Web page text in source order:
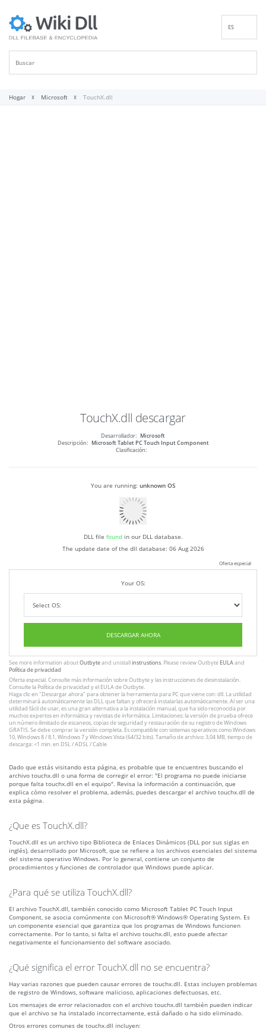
ES
Hogar Microsoft TouchX.dll
TouchX.dll descargar
Desarrollador: Microsoft
Descripción: Microsoft Tablet PC Touch Input Component
Clasificación:
You are running: unknown OS
DLL file foundin our DLL database.
The update date of the dll database: 06 Aug 2026
Oferta especial
Your OS:
DESCARGAR AHORA
See more information aboutOutbyteand unistallinstrustions. Please review Outbyte EULAand
Política de privacidad
Oferta especial. Consulte más información sobreOutbytey las instruccionesde desinstalación.
Consultela Política de privacidad y el EULAde Outbyte.
Haga clic en "Descargar ahora" para obtener la herramienta para PC que viene con: dll. La utilidad
determinará automáticamente las DLL que faltan y ofrecerá instalarlas automáticamente. Al ser una
utilidad fácil de usar, es una gran alternativa a la instalación manual, que ha sido reconocida por
muchos expertos en informática y revistas de informática. Limitaciones: la versión de prueba ofrece
un número ilimitado de escaneos, copias de seguridad y restauración de su registro de Windows
GRATIS. Se debe comprar la versión completa. Es compatible con sistemas operativos como Windows
10, Windows 8 / 8.1, Windows 7 y Windows Vista (64/32 bits). Tamaño de archivo: 3,04 MB, tiempo de
descarga: <1 min. en DSL / ADSL / Cable
Dado que estás visitando esta página, es probable que te encuentres buscando el
archivo touchx.dll o una forma de corregir el error: "El programa no puede iniciarse
porque falta touchx.dll en el equipo". Revisa la información a continuación, que
explica cómo resolver el problema, además, puedes descargar el archivo touchx.dll de
esta página.
¿Que es TouchX.dll?
TouchX.dll es un archivo tipo Biblioteca de Enlaces Dinámicos (DLL por sus siglas en
inglés), desarrollado por Microsoft, que se refiere a los archivos esenciales del sistema
del sistema operativo Windows. Por lo general, contiene un conjunto de
procedimientos y funciones de controlador que Windows puede aplicar.
¿Para qué se utiliza TouchX.dll?
El archivo TouchX.dll, también conocido como Microsoft Tablet PC Touch Input
Component, se asocia comúnmente con Microsoft® Windows® Operating System. Es
un componente esencial que garantiza que los programas de Windows funcionen
correctamente. Por lo tanto, si falta el archivo touchx.dll, esto puede afectar
negativamente el funcionamiento del software asociado.
¿Qué significa el error TouchX.dll no se encuentra?
Hay varias razones que pueden causar errores de touchx.dll. Estas incluyen problemas
de registro de Windows, software malicioso, aplicaciones defectuosas, etc.
Los mensajes de error relacionados con el archivo touchx.dll también pueden indicar
que el archivo se ha instalado incorrectamente, está dañado o ha sido eliminado.
Otros errores comunes de touchx.dll incluyen: